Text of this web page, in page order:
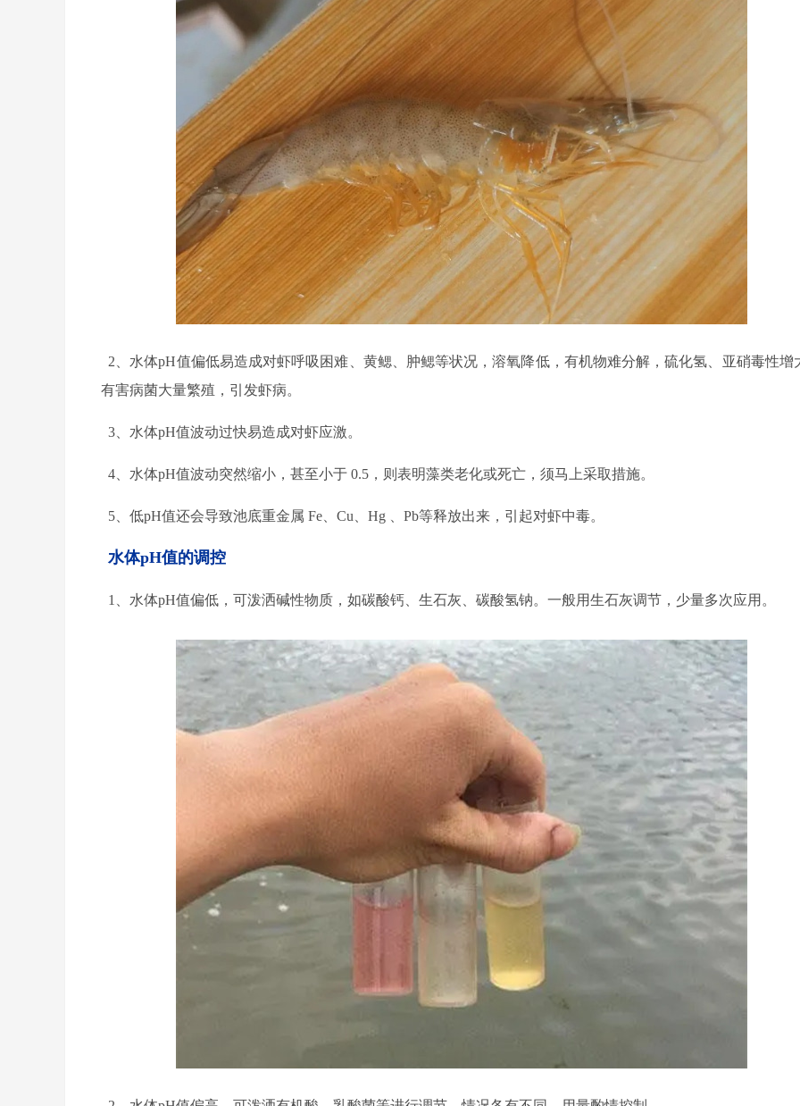
2、水体pH值偏低易造成对虾呼吸困难、黄鳃、肿鳃等状况，溶氧降低，有机物难分解，硫化氢、亚硝毒性增
有害病菌大量繁殖，引发虾病。
3、水体pH值波动过快易造成对虾应激。
4、水体pH值波动突然缩小，甚至小于 0.5 ，则表明藻类老化或死亡，须马上采取措施。
5、低pH值还会导致池底重金属 Fe Cu Hg Pb等释放出来，引起对虾中毒。
水体pH值的调控
1、水体pH值偏低，可泼洒碱性物质，如碳酸钙、生石灰、碳酸氢钠。一般用生石灰调节，少量多次应用。